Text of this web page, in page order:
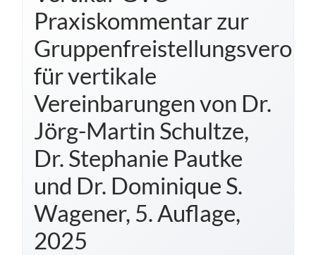
Praxiskommentar zur
für vertikale
Vereinbarungen von Dr.
Jörg-Martin Schultze,
Dr. Stephanie Pautke
und Dr. Dominique S.
Wagener, 5. Auflage,
2025